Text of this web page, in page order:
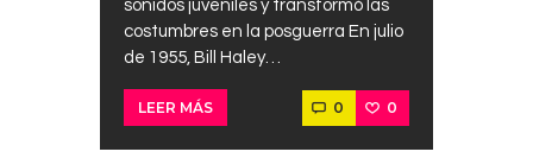
sonidos juveniles y transformó las
costumbres en la posguerra En julio
de 1955, Bill Haley…
LEER MÁS 0 0